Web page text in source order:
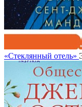
«Стеклянный отель»